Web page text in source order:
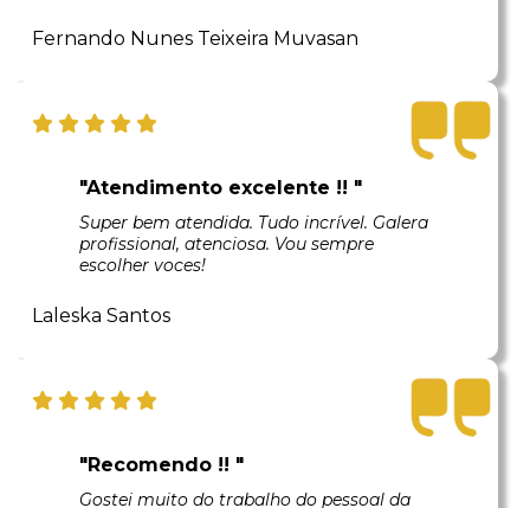
Fernando Nunes Teixeira Muvasan
"Atendimento excelente !! "
Super bem atendida. Tudo incrível. Galera
profissional, atenciosa. Vou sempre
escolher voces!
Laleska Santos
"Recomendo !! "
Gostei muito do trabalho do pessoal da